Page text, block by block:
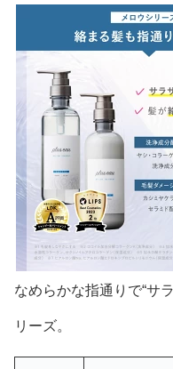
なめらかな指通りで“サ
リーズ。